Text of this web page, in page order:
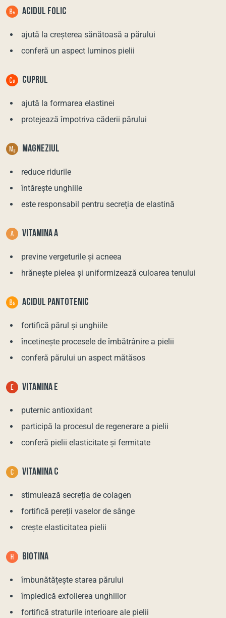
ACIDUL FOLIC
ajută la creșterea sănătoasă a părului
conferă un aspect luminos pielii
CUPRUL
ajută la formarea elastinei
protejează împotriva căderii părului
MAGNEZIUL
reduce ridurile
întărește unghiile
este responsabil pentru secreția de elastină
VITAMINA А
previne vergeturile și acneea
hrănește pielea și uniformizează culoarea tenului
ACIDUL PANTOTENIC
fortifică părul și unghiile
încetinește procesele de îmbătrânire a pielii
conferă părului un aspect mătăsos
VITAMINA Е
puternic antioxidant
participă la procesul de regenerare a pielii
conferă pielii elasticitate și fermitate
VITAMINA С
stimulează secreția de colagen
fortifică pereții vaselor de sânge
crește elasticitatea pielii
BIOTINA
îmbunătățește starea părului
împiedică exfolierea unghiilor
fortifică straturile interioare ale pielii